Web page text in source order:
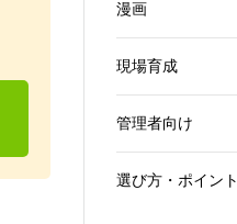
漫画
現場育成
管理者向け
選び方・ポイント